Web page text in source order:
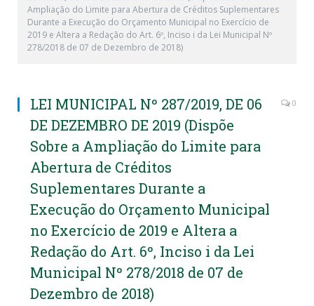
Ampliação do Limite para Abertura de Créditos Suplementares
Durante a Execução do Orçamento Municipal no Exercício de
2019 e Altera a Redação do Art. 6º, Inciso i da Lei Municipal Nº
278/2018 de 07 de Dezembro de 2018)
LEI MUNICIPAL Nº 287/2019, DE 06
DE DEZEMBRO DE 2019 (Dispõe
Sobre a Ampliação do Limite para
Abertura de Créditos
Suplementares Durante a
Execução do Orçamento Municipal
no Exercício de 2019 e Altera a
Redação do Art. 6º, Inciso i da Lei
Municipal Nº 278/2018 de 07 de
Dezembro de 2018)
0